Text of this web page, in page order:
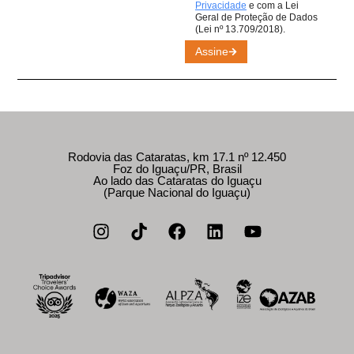
Assine
Privacidade e com a Lei
Geral de Proteção de Dados
(Lei nº 13.709/2018).
Rodovia das Cataratas, km 17.1 nº 12.450
Foz do Iguaçu/PR, Brasil
Ao lado das Cataratas do Iguaçu
(Parque Nacional do Iguaçu)